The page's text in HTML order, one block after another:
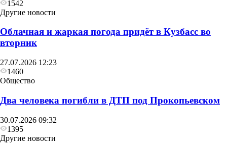
1542
Другие новости
Облачная и жаркая погода придёт в Кузбасс во
вторник
27.07.2026 12:23
1460
Общество
Два человека погибли в ДТП под Прокопьевском
30.07.2026 09:32
1395
Другие новости